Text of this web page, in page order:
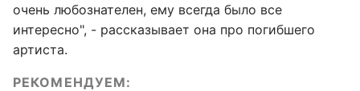
очень любознателен, ему всегда было все
интересно", - рассказывает она про погибшего
артиста.
РЕКОМЕНДУЕМ: